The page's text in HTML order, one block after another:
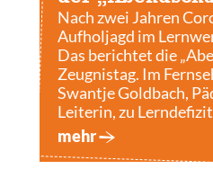
Nach zwei Jahren
Aufholjagd im
Das berichtet die
Zeugnistag. Im
Swantje Goldbach,
Leiterin, zu
mehr